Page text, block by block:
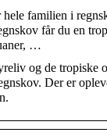
hele familien i
får du en
…
og de tropiske
Der er